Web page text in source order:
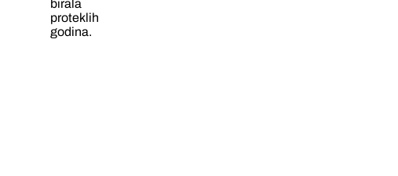
birala
proteklih
godina.